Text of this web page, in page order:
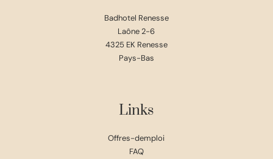
Badhotel Renesse
Laône 2-6
4325 EK Renesse
Pays-Bas
Links
Offres-demploi
FAQ